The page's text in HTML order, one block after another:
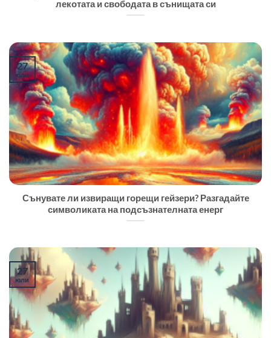
лекотата и свободата в сънищата си
Сънувате ли извиращи горещи гейзери? Разгадайте
символиката на подсъзнателната енерг
27
юли
27
юли